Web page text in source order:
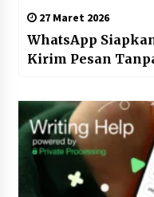
27 Maret 2026
WhatsApp
Kirim Pesan